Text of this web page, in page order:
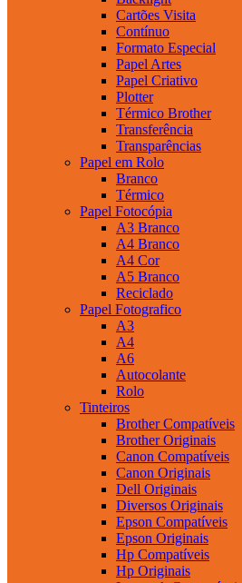
Cartões Visita
Contínuo
Formato Especial
Papel Artes
Papel Criativo
Plotter
Térmico Brother
Transferência
Transparências
Papel em Rolo
Branco
Térmico
Papel Fotocópia
A3 Branco
A4 Branco
A4 Cor
A5 Branco
Reciclado
Papel Fotografico
A3
A4
A6
Autocolante
Rolo
Tinteiros
Brother Compatíveis
Brother Originais
Canon Compatíveis
Canon Originais
Dell Originais
Diversos Originais
Epson Compatíveis
Epson Originais
Hp Compatíveis
Hp Originais